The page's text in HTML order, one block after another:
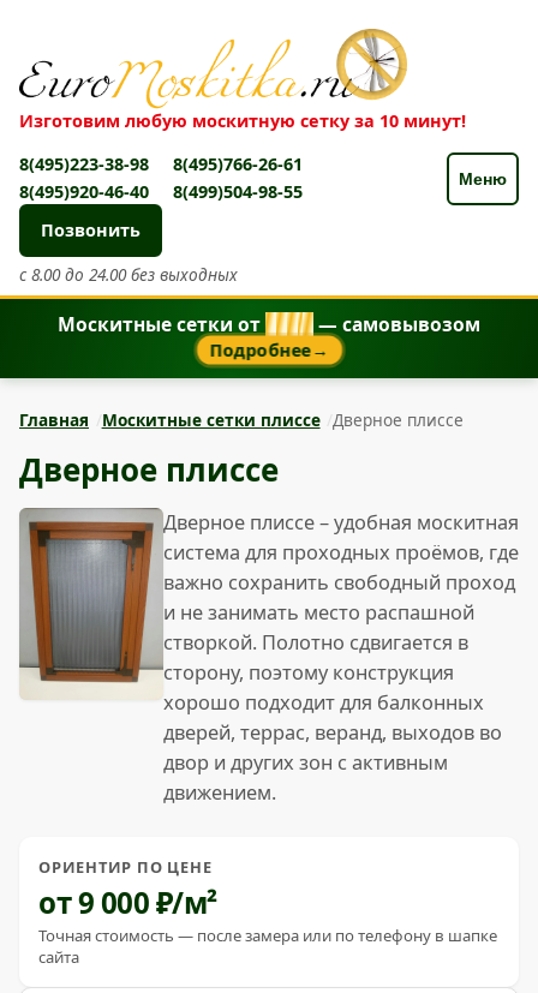
Изготовим любую москитную сетку за 10 минут!
8(495)223-38-98
8(495)766-26-61
8(495)920-46-40
8(499)504-98-55
Позвонить
с 8.00 до 24.00 без выходных
Меню
Москитные сетки от850 ₽— самовывозом
Подробнее→
Главная Москитные сетки плиссе Дверное плиссе
Дверное плиссе
Дверное плиссе – удобная москитная
система для проходных проёмов, где
важно сохранить свободный проход
и не занимать место распашной
створкой. Полотно сдвигается в
сторону, поэтому конструкция
хорошо подходит для балконных
дверей, террас, веранд, выходов во
двор и других зон с активным
движением.
ОРИЕНТИР ПО ЦЕНЕ
от 9 000 ₽/м²
Точная стоимость — после замера или по телефону в шапке
сайта